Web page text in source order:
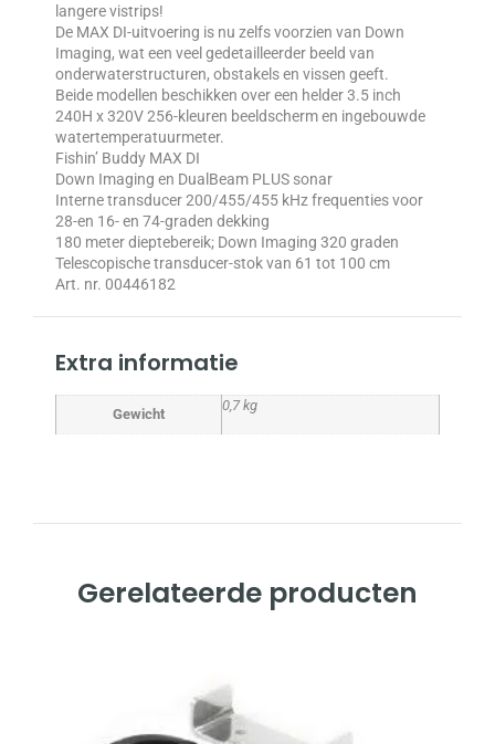
langere vistrips!
De MAX DI-uitvoering is nu zelfs voorzien van Down
Imaging, wat een veel gedetailleerder beeld van
onderwaterstructuren, obstakels en vissen geeft.
Beide modellen beschikken over een helder 3.5 inch
240H x 320V 256-kleuren beeldscherm en ingebouwde
watertemperatuurmeter.
Fishin’ Buddy MAX DI
Down Imaging en DualBeam PLUS sonar
Interne transducer 200/455/455 kHz frequenties voor
28-en 16- en 74-graden dekking
180 meter dieptebereik; Down Imaging 320 graden
Telescopische transducer-stok van 61 tot 100 cm
Art. nr. 00446182
Extra informatie
Gewicht
0,7 kg
Gerelateerde producten